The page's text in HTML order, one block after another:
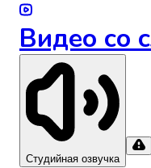
Видео со
Студийная озвучка